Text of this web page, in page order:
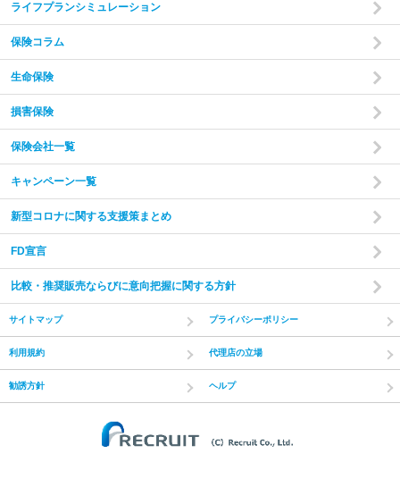
ライフプランシミュレーション
保険コラム
生命保険
損害保険
保険会社一覧
キャンペーン一覧
新型コロナに関する支援策まとめ
FD宣言
比較・推奨販売ならびに意向把握に関する方針
サイトマップ プライバシーポリシー
利用規約 代理店の立場
勧誘方針 ヘルプ